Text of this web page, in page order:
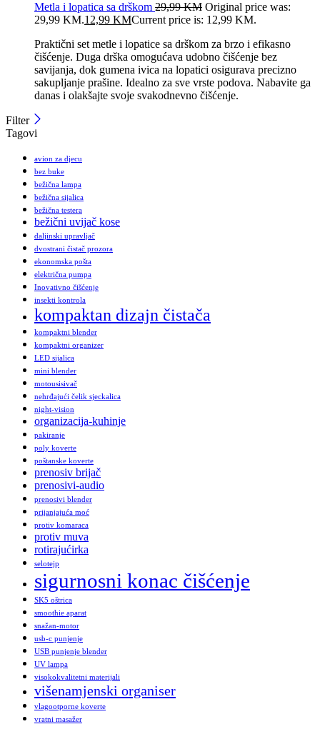
Metla i lopatica sa drškom 29,99KM Original price was:
29,99 KM.12,99 KMCurrent price is: 12,99 KM.
Praktični set metle i lopatice sa drškom za brzo i efikasno
čišćenje. Duga drška omogućava udobno čišćenje bez
savijanja, dok gumena ivica na lopatici osigurava precizno
sakupljanje prašine. Idealno za sve vrste podova. Nabavite ga
danas i olakšajte svoje svakodnevno čišćenje.
Filter
Tagovi
avion za djecu
bez buke
bežična lampa
bežična sijalica
bežična testera
bežični uvijač kose
daljinski upravljač
dvostrani čistač prozora
ekonomska pošta
električna pumpa
Inovativno čišćenje
insekti kontrola
kompaktan dizajn čistača
kompaktni blender
kompaktni organizer
LED sijalica
mini blender
motousisivač
nehrđajući čelik sjeckalica
night-vision
organizacija-kuhinje
pakiranje
poly koverte
poštanske koverte
prenosiv brijač
prenosivi-audio
prenosivi blender
prijanjajuća moć
protiv komaraca
protiv muva
rotirajućirka
selotejp
sigurnosni konac čišćenje
SK5 oštrica
smoothie aparat
snažan-motor
usb-c punjenje
USB punjenje blender
UV lampa
visokokvalitetni materijali
višenamjenski organiser
vlagootporne koverte
vratni masažer